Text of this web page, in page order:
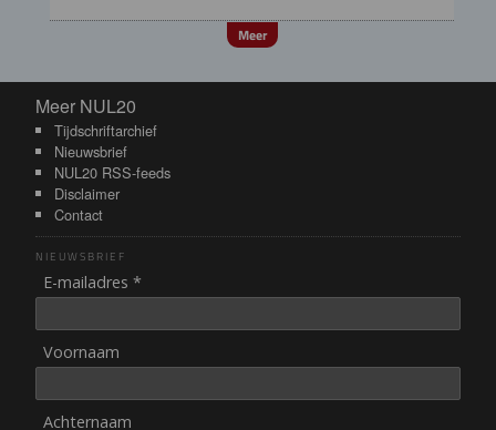
Meer
Meer NUL20
Meer NUL20
Tijdschriftarchief
Nieuwsbrief
NUL20 RSS-feeds
Disclaimer
Contact
NIEUWSBRIEF
E-mailadres *
Voornaam
Achternaam